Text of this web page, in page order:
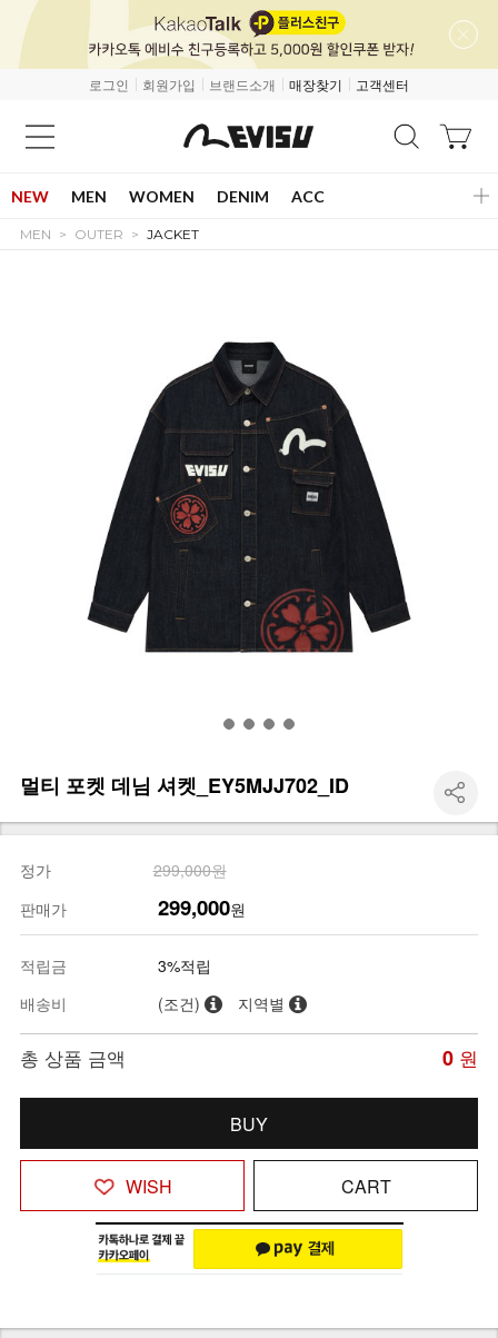
로그인 회원가입 브랜드소개 매장찾기 고객센터
NEW MEN WOMEN DENIM ACC
MEN OUTER JACKET
멀티 포켓 데님 셔켓_EY5MJJ702_ID
정가
299,000원
판매가
299,000원
적립금
3%적립
배송비
(조건) 지역별
총 상품 금액 0 원
BUY
WISH CART